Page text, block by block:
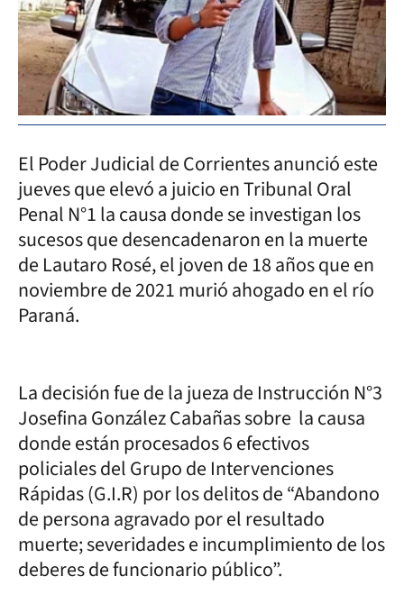
El Poder Judicial de Corrientes anunció este
jueves que elevó a juicio en Tribunal Oral
Penal N°1 la causa donde se investigan los
sucesos que desencadenaron en la muerte
de Lautaro Rosé, el joven de 18 años que en
noviembre de 2021 murió ahogado en el río
Paraná.
La decisión fue de la jueza de Instrucción N°3
Josefina González Cabañas sobre la causa
donde están procesados 6 efectivos
policiales del Grupo de Intervenciones
Rápidas (G.I.R) por los delitos de “Abandono
de persona agravado por el resultado
muerte; severidades e incumplimiento de los
deberes de funcionario público”.